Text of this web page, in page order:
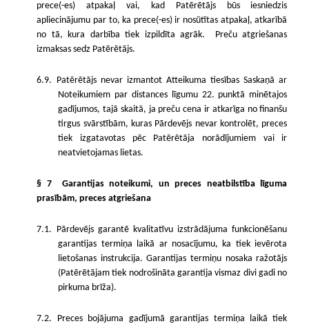
prece(-es) atpakaļ vai, kad Patērētājs būs iesniedzis
apliecinājumu par to, ka prece(-es) ir nosūtītas atpakaļ, atkarībā
no tā, kura darbība tiek izpildīta agrāk. Preču atgriešanas
izmaksas sedz Patērētājs.
6.9. Patērētājs nevar izmantot Atteikuma tiesības Saskaņā ar
Noteikumiem par distances līgumu 22. punktā minētajos
gadījumos, tajā skaitā, ja preču cena ir atkarīga no finanšu
tirgus svārstībām, kuras Pārdevējs nevar kontrolēt, preces
tiek izgatavotas pēc Patērētāja norādījumiem vai ir
neatvietojamas lietas.
§ 7
Garantijas noteikumi, un preces neatbilstība līguma
prasībām, preces atgriešana
7.1. Pārdevējs garantē kvalitatīvu izstrādājuma funkcionēšanu
garantijas termiņa laikā ar nosacījumu, ka tiek ievērota
lietošanas instrukcija. Garantijas termiņu nosaka ražotājs
(Patērētājam tiek nodrošināta garantija vismaz divi gadi no
pirkuma brīža).
7.2. Preces bojājuma gadījumā garantijas termiņa laikā tiek